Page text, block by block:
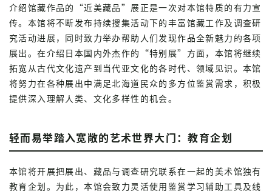
介绍馆藏作品的“近美藏品”展正是一次对本馆特质的有力宣
传。本馆将不断发布持续搜集活动下的丰富馆藏工作及调查研
究活动进展，同时致力举办帮助人们发现作品全新魅力的各项
展出。在介绍日本国内外杰作的“特别展”方面，本馆将继续
拓宽从古代文化遗产到当代亚文化的各时代、领域见识。本馆
将努力在各种展出中满足北海道民众的多方位鉴赏需求，积极
提供深入理解人类、文化多样性的机会。
轻而易举踏入宽敞的艺术世界大门：教育企划
本馆将开展把展出、藏品与调查研究联系在一起的美术馆独有
教育企划。为此，本馆会致力灵活使用鉴赏学习辅助工具及线